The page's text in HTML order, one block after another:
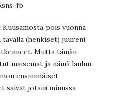
pois vuonna
tavalla (henkiset) juureni
Mutta tämän
maisemat ja nämä laulun
ensimmäiset
saivat jotain minussa